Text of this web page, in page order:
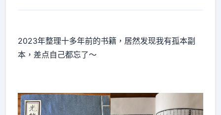
2023年整理十多年前的书籍，居然发现我有孤本副
本，差点自己都忘了～